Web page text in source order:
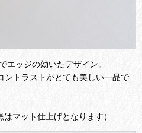
エッジの効いたデザイン。
ントラストがとても美しい一品で
マット仕上げとなります）